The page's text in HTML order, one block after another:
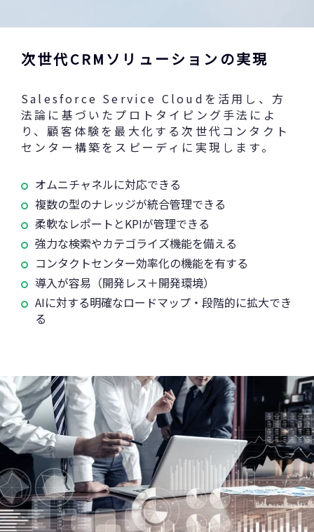
次世代CRMソリューションの実現
Salesforce Service Cloudを活用し、方
法論に基づいたプロトタイピング手法によ
り、顧客体験を最大化する次世代コンタクト
センター構築をスピーディに実現します。
オムニチャネルに対応できる
複数の型のナレッジが統合管理できる
柔軟なレポートとKPIが管理できる
強力な検索やカテゴライズ機能を備える
コンタクトセンター効率化の機能を有する
導入が容易（開発レス＋開発環境）
AIに対する明確なロードマップ・段階的に拡大でき
る